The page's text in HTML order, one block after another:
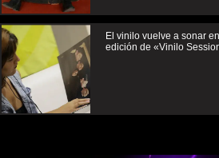
El vinilo vuelve a sonar
edición de «Vinilo